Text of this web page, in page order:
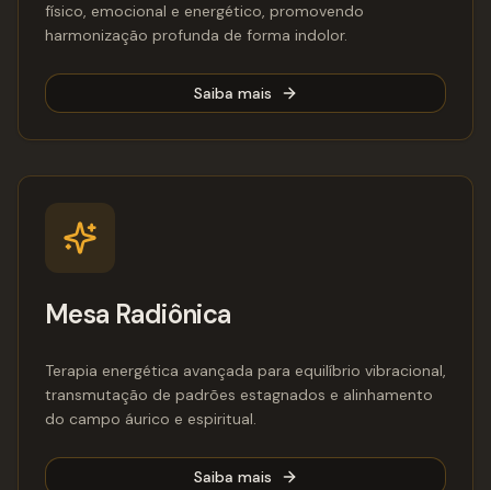
físico, emocional e energético, promovendo
harmonização profunda de forma indolor.
Saiba mais
Mesa Radiônica
Terapia energética avançada para equilíbrio vibracional,
transmutação de padrões estagnados e alinhamento
do campo áurico e espiritual.
Saiba mais